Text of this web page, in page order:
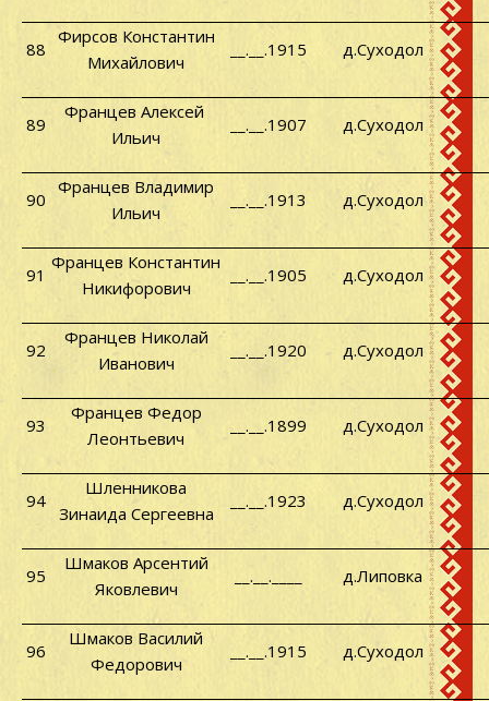
88
Фирсов Константин
Михайлович
__.__.1915 д.Суходол
89
Францев Алексей
Ильич
__.__.1907 д.Суходол
90
Францев Владимир
Ильич
__.__.1913 д.Суходол
91
Францев Константин
Никифорович
__.__.1905 д.Суходол
92
Францев Николай
Иванович
__.__.1920 д.Суходол
93
Францев Федор
Леонтьевич
__.__.1899 д.Суходол
94
Шленникова
Зинаида Сергеевна
__.__.1923 д.Суходол
95
Шмаков Арсентий
Яковлевич
__.__.____ д.Липовка
96
Шмаков Василий
Федорович
__.__.1915 д.Суходол